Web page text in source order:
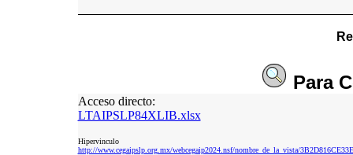
Para
Acceso directo:
LTAIPSLP84XLIB.xlsx
Hipervinculo
http://www.cegaipslp.org.mx/webcegaip2024.nsf/nombre_de_la_vista/